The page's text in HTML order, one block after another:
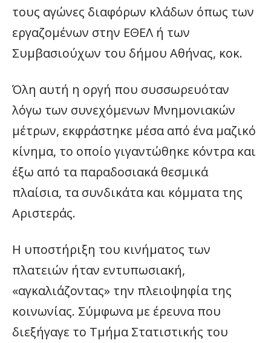
τους αγώνες διαφόρων κλάδων όπως των
εργαζομένων στην ΕΘΕΛ ή των
Συμβασιούχων του δήμου Αθήνας, κοκ.
Όλη αυτή η οργή που συσσωρευόταν
λόγω των συνεχόμενων Μνημονιακών
μέτρων, εκφράστηκε μέσα από ένα μαζικό
κίνημα, το οποίο γιγαντώθηκε κόντρα και
έξω από τα παραδοσιακά θεσμικά
πλαίσια, τα συνδικάτα και κόμματα της
Αριστεράς.
Η υποστήριξη του κινήματος των
πλατειών ήταν εντυπωσιακή,
«αγκαλιάζοντας» την πλειοψηφία της
κοινωνίας. Σύμφωνα με έρευνα που
διεξήγαγε το Τμήμα Στατιστικής του